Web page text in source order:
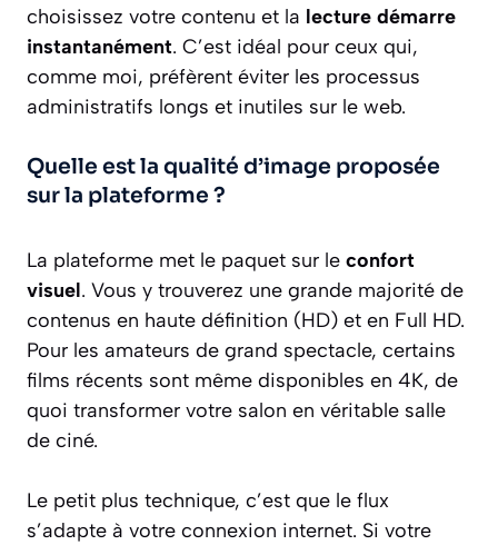
choisissez votre contenu et la lecture démarre
instantanément. C’est idéal pour ceux qui,
comme moi, préfèrent éviter les processus
administratifs longs et inutiles sur le web.
Quelle est la qualité d’image proposée
sur la plateforme ?
La plateforme met le paquet sur le confort
visuel. Vous y trouverez une grande majorité de
contenus en haute définition (HD) et en Full HD.
Pour les amateurs de grand spectacle, certains
films récents sont même disponibles en 4K, de
quoi transformer votre salon en véritable salle
de ciné.
Le petit plus technique, c’est que le flux
s’adapte à votre connexion internet. Si votre